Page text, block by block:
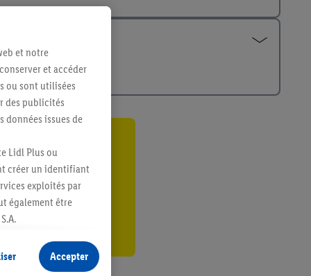
et notre
et accéder
ou sont utilisées
des publicités
données issues de
Lidl Plus ou
créer un identifiant
exploités par
également être
sans procéder à
terminaux ou
Accepter